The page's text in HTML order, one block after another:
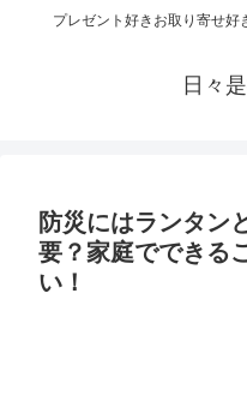
プレゼント好きお取り寄せ好
日々
防災にはランタン
要？家庭でできる
い！